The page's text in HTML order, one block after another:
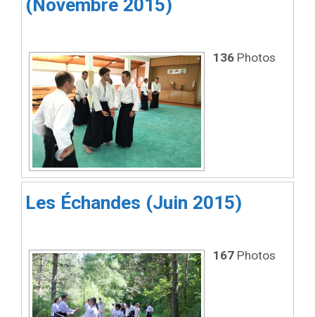
(Novembre 2015)
136 Photos
Les Échandes (Juin 2015)
167 Photos